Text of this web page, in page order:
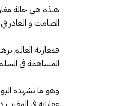
الصامت و الـغادر
المساهمة في